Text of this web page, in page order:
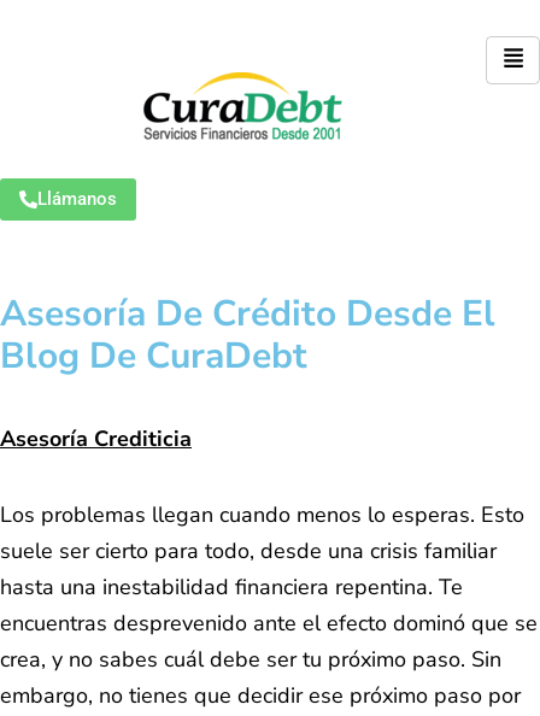
Llámanos
Asesoría De Crédito Desde El
Blog De CuraDebt
Asesoría Crediticia
Los problemas llegan cuando menos lo esperas. Esto
suele ser cierto para todo, desde una crisis familiar
hasta una inestabilidad financiera repentina. Te
encuentras desprevenido ante el efecto dominó que se
crea, y no sabes cuál debe ser tu próximo paso. Sin
embargo, no tienes que decidir ese próximo paso por